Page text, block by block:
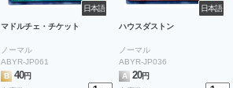
日本語
マドルチェ・チケット
ノーマル
ABYR-JP061
B
40円
日本語
ハウスダストン
ノーマル
ABYR-JP036
A 20円